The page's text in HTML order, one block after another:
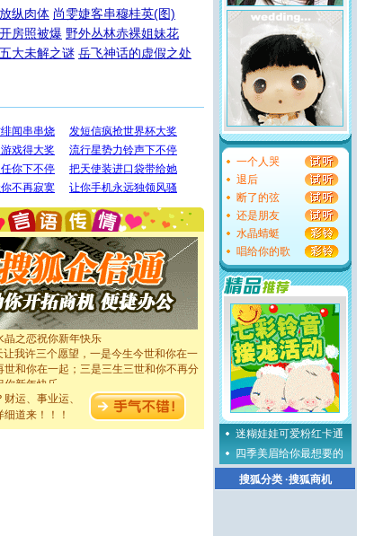
纵肉体 尚雯婕客串穆桂英(图)
房照被爆 野外丛林赤裸姐妹花
大未解之谜 岳飞神话的虚假之处
了，想想没什么送给你的，又不打算给
你五千万：千万快乐！千万要健康！千万
知足！千万不要忘记我！
的日子才会想起你,而是这样的日子才
扰你,告诉你,圣诞要快乐!新年要快乐!天天
祝福的心,在这个特别的日子里,愿幸福,
切美好的祝愿与你同在.圣诞快乐!
触电；看不到你我要充电；没有你我会
职业，想你是我事业，抱你是我特长，吻
晶之恋祝你新年快乐
我许三个愿望，一是今生今世和你在一
和你在一起；三是三生三世和你不再分
新年快乐
心扭头离去那一刻，你在我身后无助地哭
明白我多么爱你。我转身抱住你：这猪不
你新年快乐。
运、事业运、
道来！！！
一个人哭
退后
断了的弦
还是朋友
水晶蜻蜓
唱给你的歌
迷糊娃娃可爱粉红卡通
四季美眉给你最想要的
搜狐分类·搜狐商机